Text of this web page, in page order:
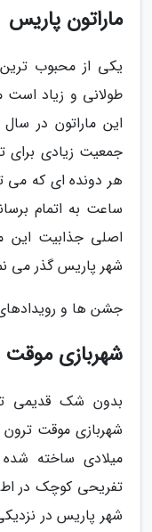
ماراتون پاریس
یکی از محبوب
طولانی و زیاد است
ساعت به اتمام
اصلی جذابیت این
شهر پاریس گذر می
جشن ها و
شهربازی موقت
بدون شک قدیمی
تفریحی کوچک در
شهر پاریس در